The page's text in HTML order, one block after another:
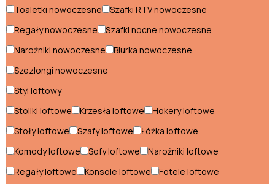
Półki loftowe
Regały loftowe
Sofy loftowe
Stoliki loftowe
Stoły loftowe
Szafki nocne loftowe
Toaletki nowoczesne
Szafki RTV nowoczesne
Regały nowoczesne
Szafki nocne nowoczesne
Narożniki nowoczesne
Biurka nowoczesne
Szezlongi nowoczesne
Styl loftowy
Stoliki loftowe
Krzesła loftowe
Hokery loftowe
Stoły loftowe
Szafy loftowe
Łóżka loftowe
Komody loftowe
Sofy loftowe
Narożniki loftowe
Regały loftowe
Konsole loftowe
Fotele loftowe